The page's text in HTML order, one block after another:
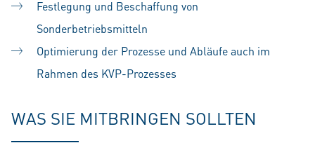
Festlegung und Beschaffung von
Sonderbetriebsmitteln
Optimierung der Prozesse und Abläufe auch im
Rahmen des KVP-Prozesses
WAS SIE MITBRINGEN SOLLTEN